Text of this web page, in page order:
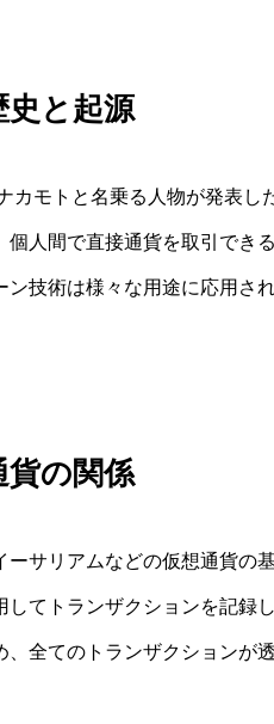
と起源
カモトと名乗る人物が発表し
人間で直接通貨を取引でき
技術は様々な用途に応用さ
の関係
サリアムなどの仮想通貨の
てトランザクションを記録
全てのトランザクションが